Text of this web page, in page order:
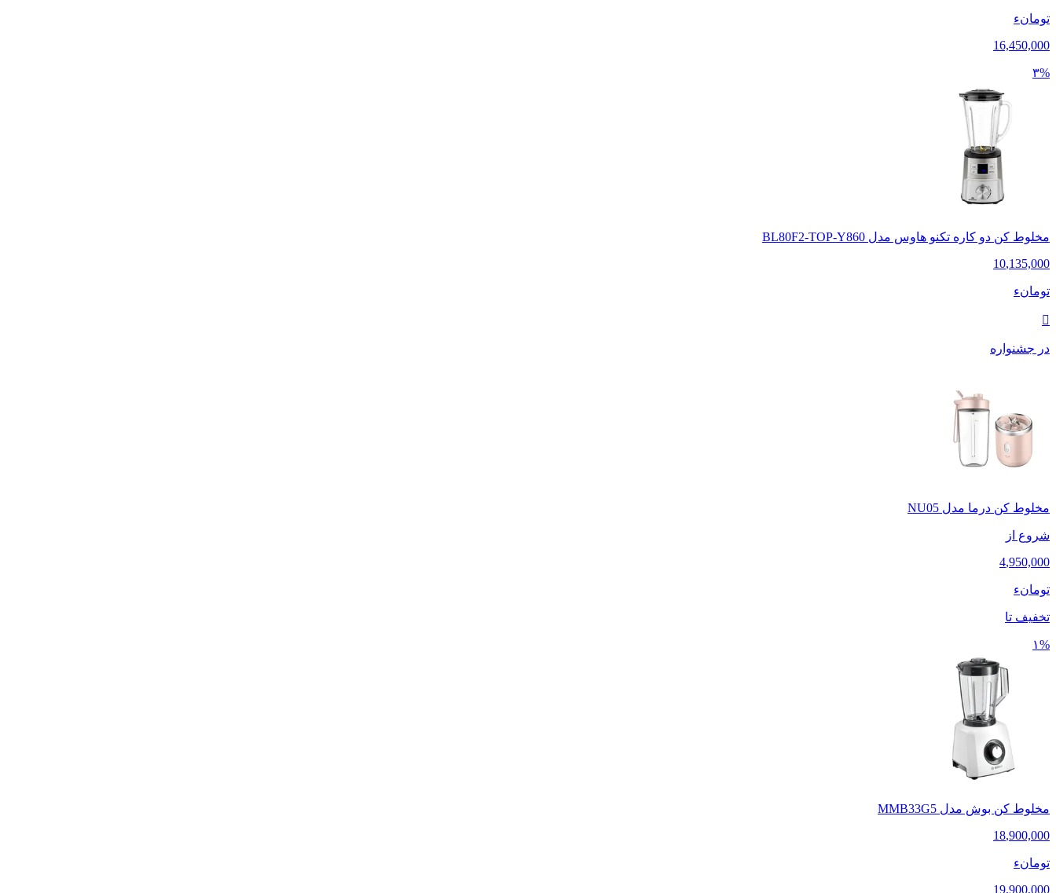
تومانء
16,450,000
۳%
مخلوط کن دو کاره تکنو هاوس مدل BL80F2-TOP-Y860
10,135,000
تومانء
در جشنواره
مخلوط کن درما مدل NU05
شروع از
4,950,000
تومانء
تخفیف تا
۱%
مخلوط کن بوش مدل MMB33G5
18,900,000
تومانء
19,900,000